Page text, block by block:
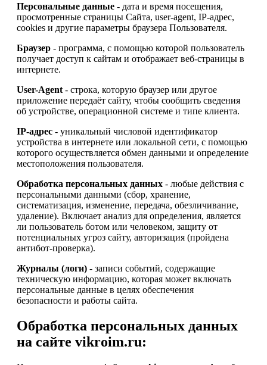
Персональные данные - дата и время посещения,
просмотренные страницы Сайта, user-agent, IP-адрес,
cookies и другие параметры браузера Пользователя.
Браузер - программа, с помощью которой пользователь
получает доступ к сайтам и отображает веб-страницы в
интернете.
User-Agent - строка, которую браузер или другое
приложение передаёт сайту, чтобы сообщить сведения
об устройстве, операционной системе и типе клиента.
IP-адрес - уникальный числовой идентификатор
устройства в интернете или локальной сети, с помощью
которого осуществляется обмен данными и определение
местоположения пользователя.
Обработка персональных данных - любые действия с
персональными данными (сбор, хранение,
систематизация, изменение, передача, обезличивание,
удаление). Включает анализ для определения, является
ли пользователь ботом или человеком, защиту от
потенциальных угроз сайту, авторизация (пройдена
антибот-проверка).
Журналы (логи) - записи событий, содержащие
техническую информацию, которая может включать
персональные данные в целях обеспечения
безопасности и работы сайта.
Обработка персональных данных
на сайте vikroim.ru: